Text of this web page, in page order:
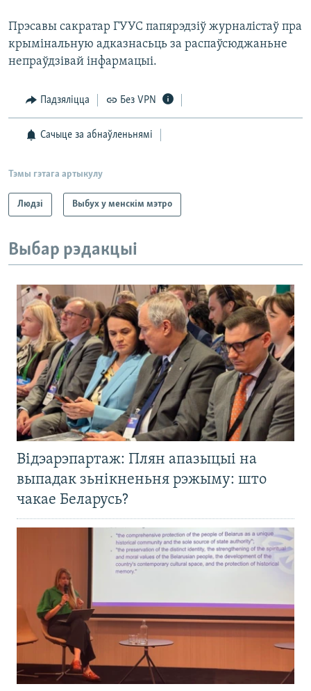
Прэсавы сакратар ГУУС папярэдзіў журналістаў пра
крымінальную адказнасьць за распаўсюджаньне
непраўдзівай інфармацыі.
Падзяліцца Без VPN
Сачыце за абнаўленьнямі
Тэмы гэтага артыкулу
Людзі Выбух у менскім мэтро
Выбар рэдакцыі
Відэарэпартаж: Плян апазыцыі на
выпадак зьнікненьня рэжыму: што
чакае Беларусь?